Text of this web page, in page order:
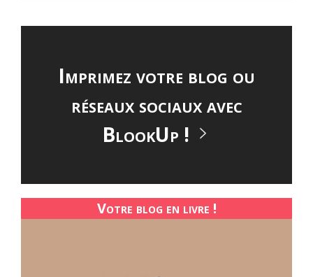
Imprimez votre blog ou
réseaux sociaux avec
BlookUp !
Votre blog en livre !